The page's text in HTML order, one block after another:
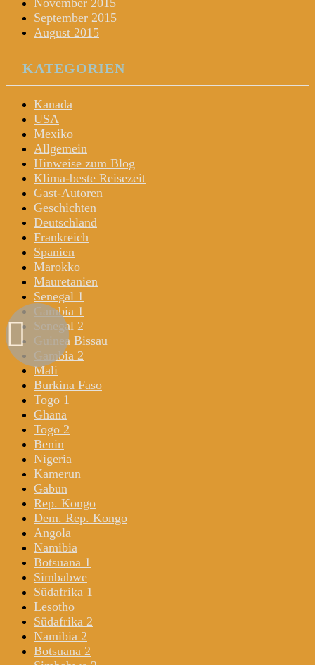
September 2015
August 2015
KATEGORIEN
Kanada
USA
Mexiko
Allgemein
Hinweise zum Blog
Klima-beste Reisezeit
Gast-Autoren
Geschichten
Deutschland
Frankreich
Spanien
Marokko
Mauretanien
Senegal 1
Gambia 1
Senegal 2
Guinea Bissau
Gambia 2
Mali
Burkina Faso
Togo 1
Ghana
Togo 2
Benin
Nigeria
Kamerun
Gabun
Rep. Kongo
Dem. Rep. Kongo
Angola
Namibia
Botsuana 1
Simbabwe
Südafrika 1
Lesotho
Südafrika 2
Namibia 2
Botsuana 2